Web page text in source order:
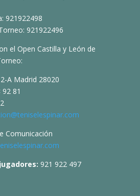
921922498
921922496
el Open Castilla y León de
A Madrid 28020
81
Comunicación
921 922 497